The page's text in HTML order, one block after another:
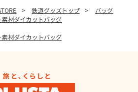
> 鉄道グッズトップ >
バッグ
材ダイカットバッグ
材ダイカットバッグ